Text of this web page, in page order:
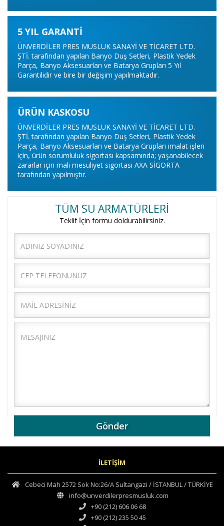
5 YIL GARANTİ
ÜNVERDİLER PRES MUSLUK SANAYİ VE TİCARET LTD.
ŞTİ. tarafından yapılan Banyo Duş Setleri, Plastik Yedek
Parça, Banyo Aksesuarları ve Batarya Grupları 5 Yıl
Garantilidir ve bire bir değişim yapılmaktadır.
ÜRÜN KASKOSU
ÜNVERDİLER PRES MUSLUK SANAYİ VE TİCARET LTD.
ŞTİ. tarafından yapılan Banyo Duş Setleri, Plastik Yedek
Parça, Banyo Aksesuarları ve Batarya Grupları imalat işleri
için, ürün sorumluluk sigortası kapsamında; yaşanabilecek
zararlar için mali mesuliyet sigortası AXA SİGORTA
tarafından yapılmıştır.
TÜM SU ARMATÜRLERİ
Teklif İçin formu doldurabilirsiniz.
Gönder
İLETİŞİM
Cebeci Mah 2572 Sok No:26/A Sultangazi / İSTANBUL / TÜRKİYE
info@unverdilerpresmusluk.com
+90 (212) 606 06 68
+90 (212) 235 50 45